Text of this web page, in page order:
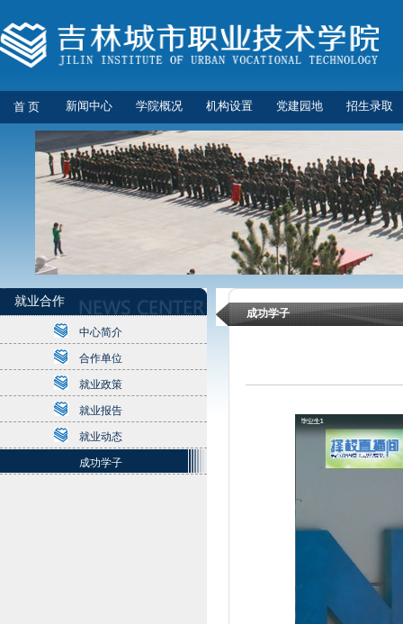
首 页 新闻中心 学院概况 机构设置 党建园地 招生录取
就业合作
中心简介
合作单位
就业政策
就业报告
就业动态
成功学子
成功学子